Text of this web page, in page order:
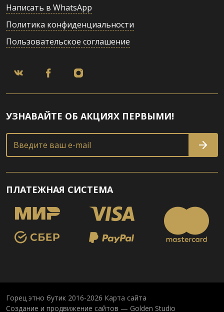
Написать в WhatsApp
Политика конфиденциальности
Пользовательское соглашение
УЗНАВАЙТЕ ОБ АКЦИЯХ ПЕРВЫМИ!
Введите ваш e-mail
ПЛАТЕЖНАЯ СИСТЕМА
Горец этно бутик 2016-2026 Карта сайта
Создание и продвижение сайтов — Golden Studio